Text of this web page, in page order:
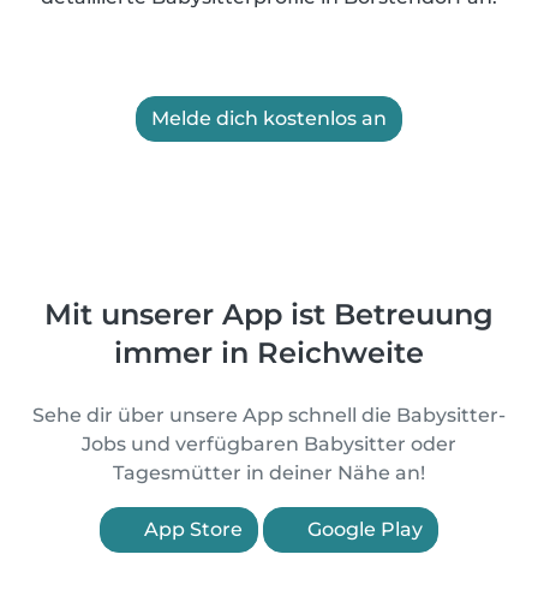
Melde dich kostenlos an
Mit unserer App ist Betreuung
immer in Reichweite
Sehe dir über unsere App schnell die Babysitter-
Jobs und verfügbaren Babysitter oder
Tagesmütter in deiner Nähe an!
App Store Google Play